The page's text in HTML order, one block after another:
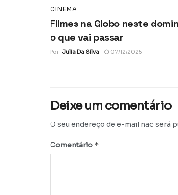
CINEMA
Filmes na Globo neste
o que vai passar
Por Julia Da Silva 07/12/2025
Deixe um comentário
O seu endereço de e-mail não será
Comentário *